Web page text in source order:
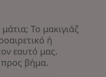
Το μακιγιάζ
ή
εαυτό μας.
προς βήμα.